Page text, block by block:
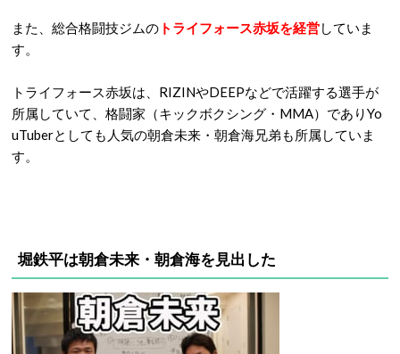
また、総合格闘技ジムの トライフォース赤坂を経営していま
す。
トライフォース赤坂は、RIZINやDEEPなどで活躍する選手が
所属していて、格闘家（キックボクシング・MMA）でありYo
uTuberとしても人気の朝倉未来・朝倉海兄弟も所属していま
す。
堀鉄平は朝倉未来・朝倉海を見出した